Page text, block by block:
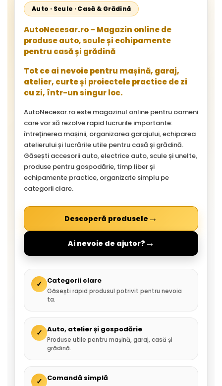
Auto · Scule · Casă & Grădină
AutoNecesar.ro – Magazin online de
produse auto, scule și echipamente
pentru casă și grădină
Tot ce ai nevoie pentru mașină, garaj,
atelier, curte și proiectele practice de zi
cu zi, într-un singur loc.
AutoNecesar.ro este magazinul online pentru oameni
care vor să rezolve rapid lucrurile importante:
întreținerea mașinii, organizarea garajului, echiparea
atelierului și lucrările utile pentru casă și grădină.
Găsești accesorii auto, electrice auto, scule și unelte,
produse pentru gospodărie, timp liber și
echipamente practice, organizate simplu pe
categorii clare.
Descoperă produsele →
Ai nevoie de ajutor? →
✓ Categorii clare
Găsești rapid produsul potrivit pentru nevoia
ta.
✓ Auto, atelier și gospodărie
Produse utile pentru mașină, garaj, casă și
grădină.
✓ Comandă simplă